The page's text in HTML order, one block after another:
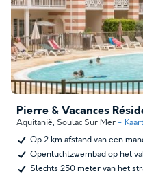
Aquitanië, Soulac Sur Mer
Kaart
Op 2 km afstand van een
Openluchtzwembad op het
Slechts 250 meter van het